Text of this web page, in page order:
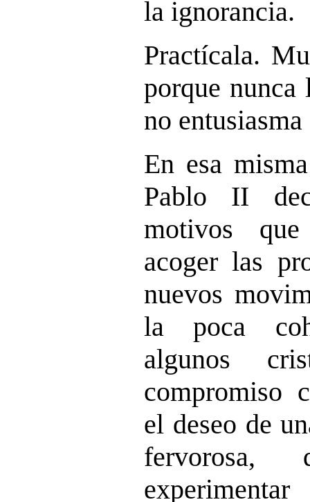
la ignorancia.
Practícala.
porque
no
En esa
Pablo II
motivos
acoger las
nuevos
la poca
algunos
compromiso
el deseo de